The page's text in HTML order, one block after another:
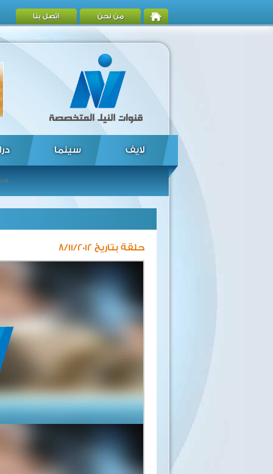
من نحن اتصل بنا
لايف سينما
عدد قتلى زلزال باكستان يرتفع الي 208 على الاقل ... الرئيس اللبنانى يطالب بإيواء النازحين
حلقة بتاريخ 8/11/2012